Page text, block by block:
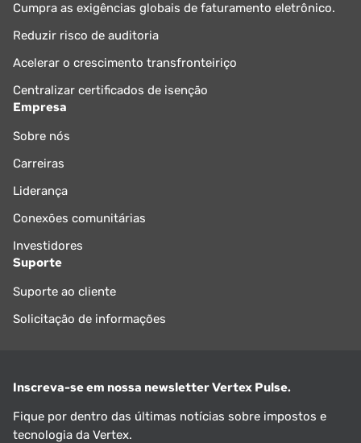
Cumpra as exigências globais de faturamento eletrônico.
Reduzir risco de auditoria
Acelerar o crescimento transfronteiriço
Centralizar certificados de isenção
Empresa
Sobre nós
Carreiras
Liderança
Conexões comunitárias
Investidores
Suporte
Suporte ao cliente
Solicitação de informações
Inscreva-se em nossa newsletter Vertex Pulse.
Fique por dentro das últimas notícias sobre impostos e
tecnologia da Vertex.